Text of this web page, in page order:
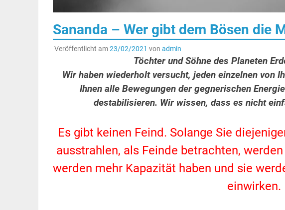
Sananda – Wer gibt dem Bösen die
Veröffentlicht am23/02/2021 von admin
Töchter und Söhne des Planeten
Wir haben wiederholt versucht, jeden einzelnen von
Ihnen alle Bewegungen der gegnerischen
destabilisieren. Wir wissen, dass es nicht
Es gibt keinen Feind. Solange Sie
ausstrahlen, als Feinde betrachten,
werden mehr Kapazität haben und sie
einwirken.